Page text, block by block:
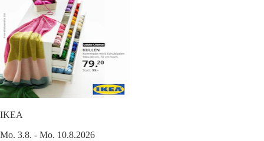
IKEA
Mo. 3.8. - Mo. 10.8.2026